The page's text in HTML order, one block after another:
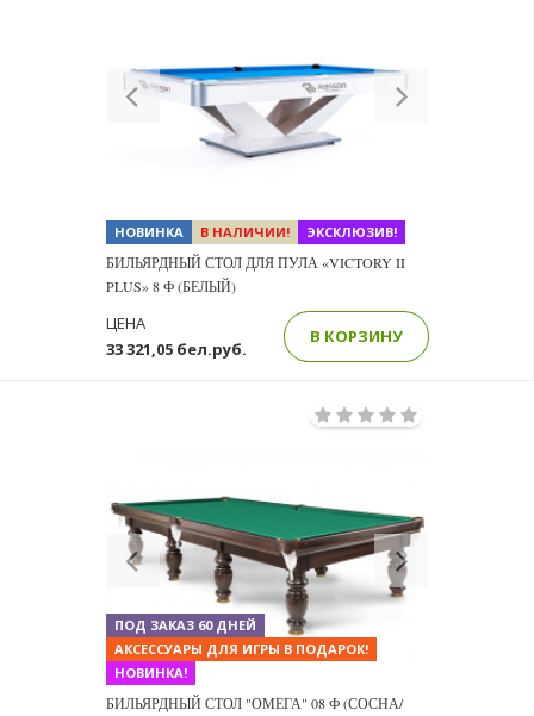
Previous Next
НОВИНКА В НАЛИЧИИ! ЭКСКЛЮЗИВ!
БИЛЬЯРДНЫЙ СТОЛ ДЛЯ ПУЛА «VICTORY II
PLUS» 8 Ф (БЕЛЫЙ)
33 321,05 бел.руб.
ЦЕНА
В КОРЗИНУ
Previous Next
ПОД ЗАКАЗ 60 ДНЕЙ
АКСЕССУАРЫ ДЛЯ ИГРЫ В ПОДАРОК!
НОВИНКА!
БИЛЬЯРДНЫЙ СТОЛ "ОМЕГА" 08 Ф (СОСНА/